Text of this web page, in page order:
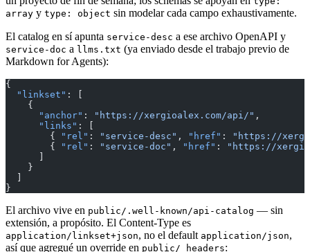
array y type: object sin modelar cada campo exhaustivamente.
El catalog en sí apunta service-desc a ese archivo OpenAPI y
service-doc a llms.txt (ya enviado desde el trabajo previo de
Markdown for Agents):
{
  "linkset"
: [
    {
      "anchor"
: "https://xergioalex.com/api/" ,
      "links"
: [
        {
"rel" : "service-desc" , "href" :
"https://
        {
"rel" : "service-doc" , "href" :
"https://
    }
}
El archivo vive en public/.well-known/api-catalog — sin
extensión, a propósito. El Content-Type es
application/linkset+json, no el default application/json,
así que agregué un override en public/_headers: